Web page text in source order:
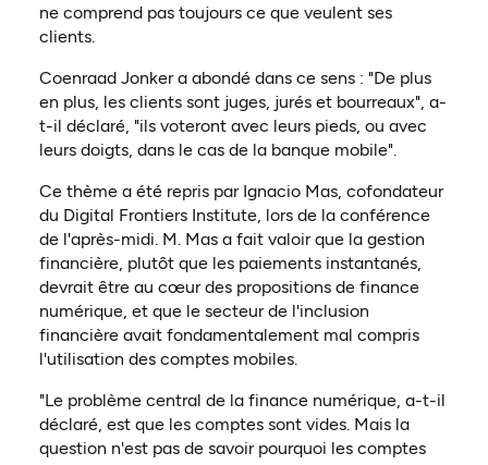
ne comprend pas toujours ce que veulent ses
clients.
Coenraad Jonker a abondé dans ce sens : "De plus
en plus, les clients sont juges, jurés et bourreaux", a-
t-il déclaré, "ils voteront avec leurs pieds, ou avec
leurs doigts, dans le cas de la banque mobile".
Ce thème a été repris par Ignacio Mas, cofondateur
du Digital Frontiers Institute, lors de la conférence
de l'après-midi. M. Mas a fait valoir que la gestion
financière, plutôt que les paiements instantanés,
devrait être au cœur des propositions de finance
numérique, et que le secteur de l'inclusion
financière avait fondamentalement mal compris
l'utilisation des comptes mobiles.
"Le problème central de la finance numérique, a-t-il
déclaré, est que les comptes sont vides. Mais la
question n'est pas de savoir pourquoi les comptes